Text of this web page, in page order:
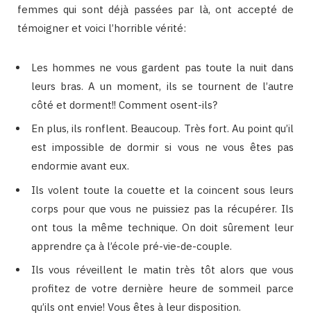
femmes qui sont déjà passées par là, ont accepté de
témoigner et voici l’horrible vérité:
Les hommes ne vous gardent pas toute la nuit dans
leurs bras. A un moment, ils se tournent de l’autre
côté et dorment!! Comment osent-ils?
En plus, ils ronflent. Beaucoup. Très fort. Au point qu’il
est impossible de dormir si vous ne vous êtes pas
endormie avant eux.
Ils volent toute la couette et la coincent sous leurs
corps pour que vous ne puissiez pas la récupérer. Ils
ont tous la même technique. On doit sûrement leur
apprendre ça à l’école pré-vie-de-couple.
Ils vous réveillent le matin très tôt alors que vous
profitez de votre dernière heure de sommeil parce
qu’ils ont envie! Vous êtes à leur disposition.